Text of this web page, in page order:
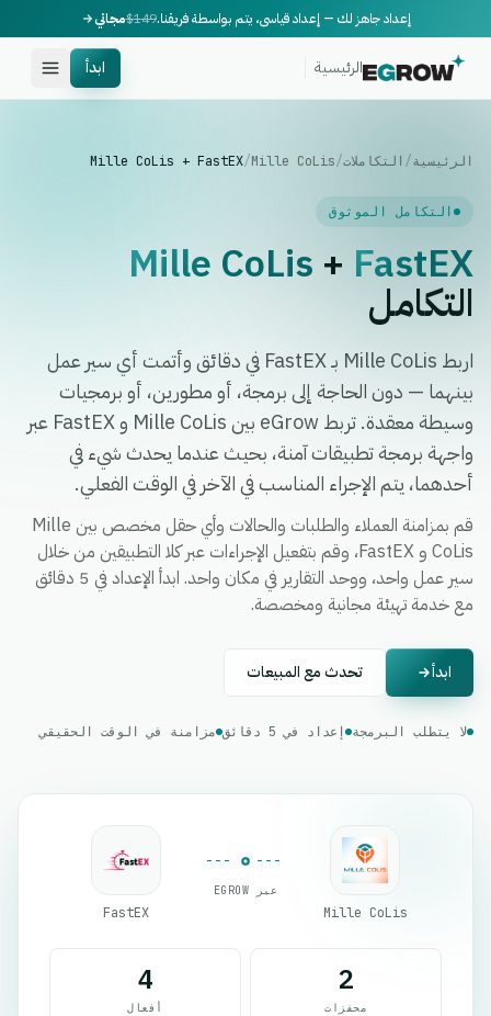
إعداد جاهز لك — إعداد قياسي، يتم بواسطة فريقنا.$149مجاني
الرئيسية ابدأ
الرئيسية/ التكاملات/
Mille CoLis
/
Mille CoLis + FastEX
التكامل الموثوق
Mille CoLis + FastEX
التكامل
اربط Mille CoLis بـ FastEX في دقائق وأتمت أي سير عمل
بينهما — دون الحاجة إلى برمجة، أو مطورين، أو برمجيات
وسيطة معقدة. تربط eGrow بين Mille CoLis و FastEX عبر
واجهة برمجة تطبيقات آمنة، بحيث عندما يحدث شيء في
أحدهما، يتم الإجراء المناسب في الآخر في الوقت الفعلي.
قم بمزامنة العملاء والطلبات والحالات وأي حقل مخصص بين Mille
CoLis و FastEX، وقم بتفعيل الإجراءات عبر كلا التطبيقين من خلال
سير عمل واحد، ووحد التقارير في مكان واحد. ابدأ الإعداد في 5 دقائق
مع خدمة تهيئة مجانية ومخصصة.
ابدأ تحدث مع المبيعات
لا يتطلب البرمجة إعداد في 5 دقائق مزامنة في الوقت الحقيقي
Mille CoLis
عبر EGROW
FastEX
2
محفزات
4
أفعال